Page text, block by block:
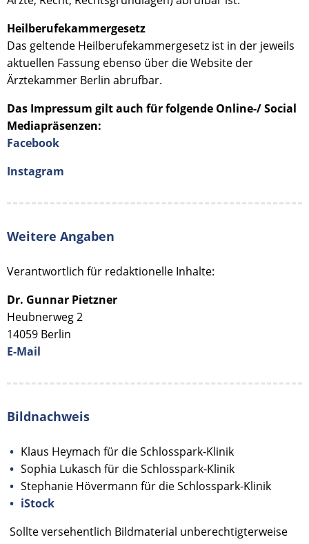
Heilberufekammergesetz
Das geltende Heilberufekammergesetz ist in der jeweils
aktuellen Fassung ebenso über die Website der
Ärztekammer Berlin abrufbar.
Das Impressum gilt auch für folgende Online-/ Social
Mediapräsenzen:
Facebook
Instagram
Weitere Angaben
Verantwortlich für redaktionelle Inhalte:
Dr. Gunnar Pietzner
Heubnerweg 2
14059 Berlin
E-Mail
Bildnachweis
Klaus Heymach für die Schlosspark-Klinik
Sophia Lukasch für die Schlosspark-Klinik
Stephanie Hövermann für die Schlosspark-Klinik
iStock
Sollte versehentlich Bildmaterial unberechtigterweise